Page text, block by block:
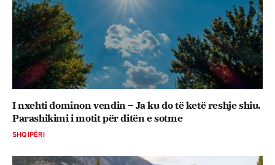
I nxehti dominon vendin – Ja ku do të ketë reshje shiu.
Parashikimi i motit për ditën e sotme
SHQIPËRI